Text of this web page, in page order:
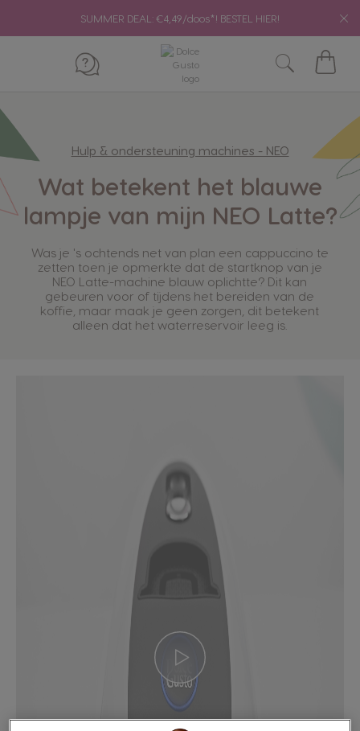
SUMMER DEAL: €4,49/doos*! BESTEL HIER!
Hulp & ondersteuning machines - NEO
Wat betekent het blauwe
lampje van mijn NEO Latte?
Was je 's ochtends net van plan een cappuccino te
zetten toen je opmerkte dat de startknop van je
NEO Latte-machine blauw oplichtte? Dit kan
gebeuren voor of tijdens het bereiden van de
koffie, maar maak je geen zorgen, dit betekent
alleen dat het waterreservoir leeg is.